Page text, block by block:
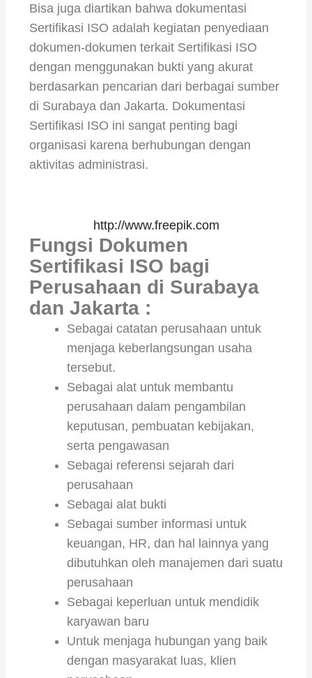
Bisa juga diartikan bahwa dokumentasi
Sertifikasi ISO adalah kegiatan penyediaan
dokumen-dokumen terkait Sertifikasi ISO
dengan menggunakan bukti yang akurat
berdasarkan pencarian dari berbagai sumber
di Surabaya dan Jakarta. Dokumentasi
Sertifikasi ISO ini sangat penting bagi
organisasi karena berhubungan dengan
aktivitas administrasi.
http://www.freepik.com
Fungsi Dokumen
Sertifikasi ISO bagi
Perusahaan di Surabaya
dan Jakarta :
Sebagai catatan perusahaan untuk
menjaga keberlangsungan usaha
tersebut.
Sebagai alat untuk membantu
perusahaan dalam pengambilan
keputusan, pembuatan kebijakan,
serta pengawasan
Sebagai referensi sejarah dari
perusahaan
Sebagai alat bukti
Sebagai sumber informasi untuk
keuangan, HR, dan hal lainnya yang
dibutuhkan oleh manajemen dari suatu
perusahaan
Sebagai keperluan untuk mendidik
karyawan baru
Untuk menjaga hubungan yang baik
dengan masyarakat luas, klien